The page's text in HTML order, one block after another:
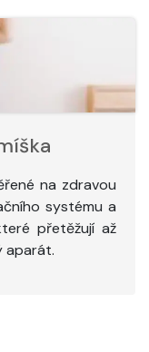
na zdravou
systému a
přetěžují až
aparát.